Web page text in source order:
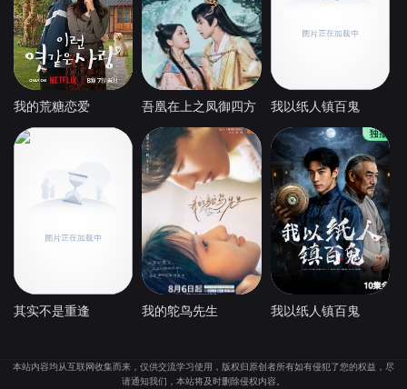
我的荒糖恋爱 吾凰在上之凤御四方 我以纸人镇百鬼
其实不是重逢 我的鸵鸟先生 我以纸人镇百鬼
本站内容均从互联网收集而来，仅供交流学习使用，版权归原创者所有如有侵犯了您的权益，尽
请通知我们，本站将及时删除侵权内容。